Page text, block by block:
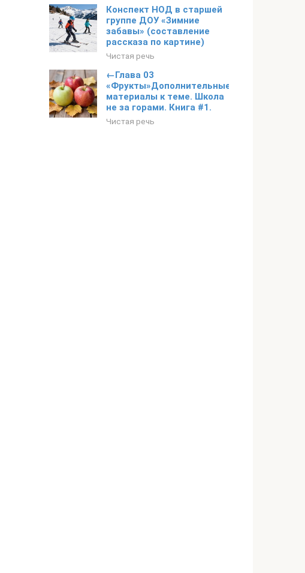
Конспект НОД в старшей
группе ДОУ «Зимние
забавы» (составление
рассказа по картине)
Чистая речь
←Глава 03
«Фрукты»Дополнительные
материалы к теме. Школа
не за горами. Книга #1.
Чистая речь